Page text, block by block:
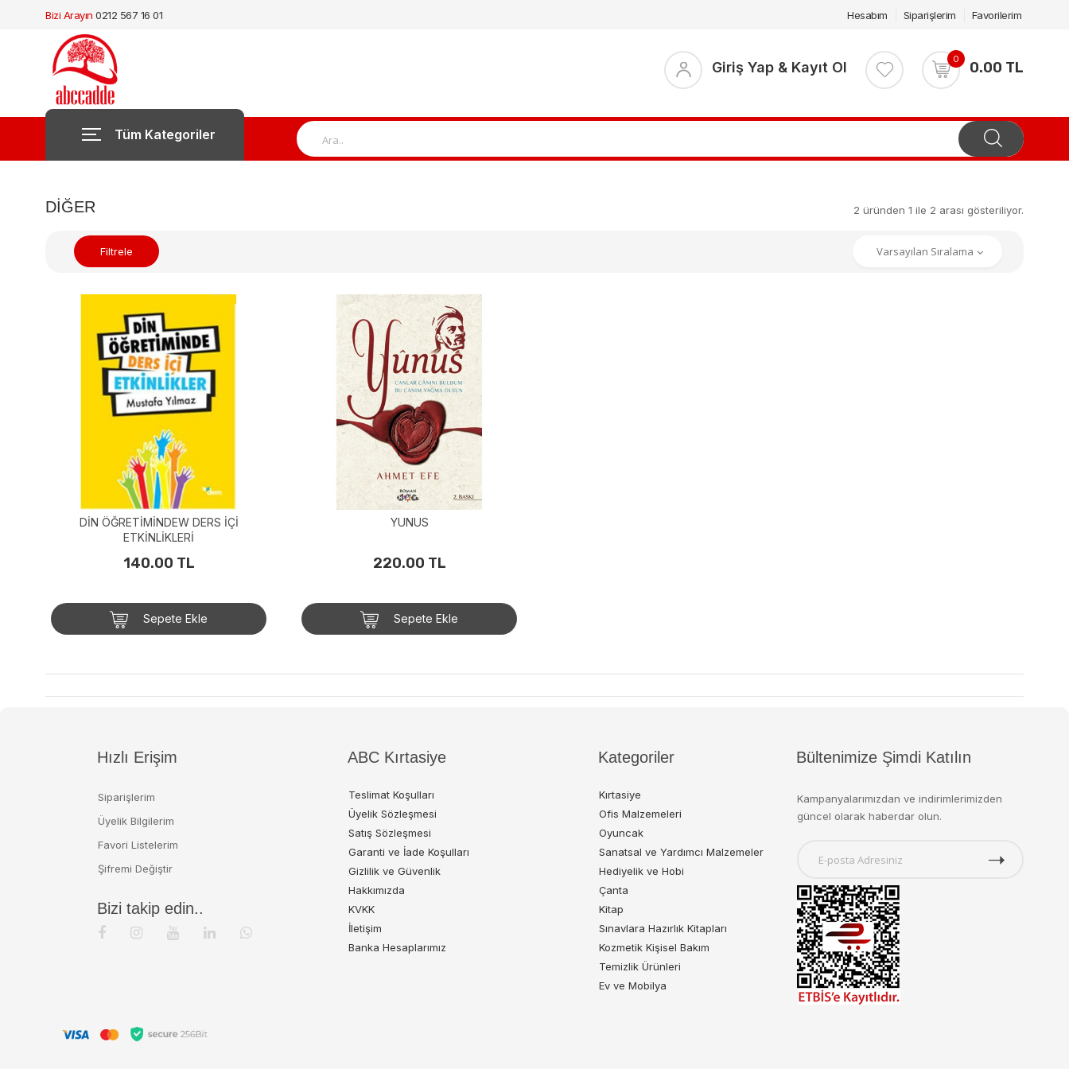
Bizi Arayın 0212 567 16 01 Hesabım Siparişlerim Favorilerim
Giriş Yap & Kayıt Ol 0 0.00 TL
Tüm Kategoriler
DIĞER 2 üründen 1 ile 2 arası gösteriliyor.
Filtrele
DİN ÖĞRETİMİNDEW DERS İÇİ
ETKİNLİKLERİ
140.00 TL
Sepete Ekle
YUNUS
220.00 TL
Sepete Ekle
Hızlı Erişim
Siparişlerim
Üyelik Bilgilerim
Favori Listelerim
Şifremi Değiştir
Bizi takip edin..
ABC Kırtasiye
Teslimat Koşulları
Üyelik Sözleşmesi
Satış Sözleşmesi
Garanti ve İade Koşulları
Gizlilik ve Güvenlik
Hakkımızda
KVKK
İletişim
Banka Hesaplarımız
Kategoriler
Kırtasiye
Ofis Malzemeleri
Oyuncak
Sanatsal ve Yardımcı Malzemeler
Hediyelik ve Hobi
Çanta
Kitap
Sınavlara Hazırlık Kitapları
Kozmetik Kişisel Bakım
Temizlik Ürünleri
Ev ve Mobilya
Bültenimize Şimdi Katılın
Kampanyalarımızdan ve indirimlerimizden
güncel olarak haberdar olun.